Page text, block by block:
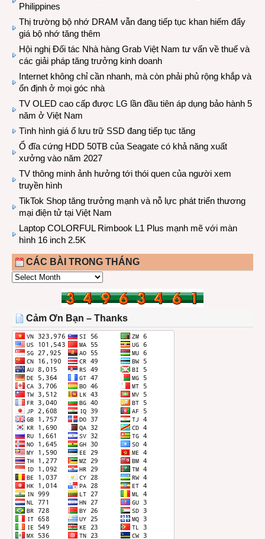
Philippines
Thị trường bộ nhớ DRAM vẫn đang tiếp tục khan hiếm đẩy
giá bộ nhớ tăng thêm
Hội nghị Đối tác Nhà hàng Grab Việt Nam tư vấn về thuế và
các giải pháp tăng trưởng kinh doanh
Internet không chỉ cần nhanh, mà còn phải phủ rộng khắp và
ổn định ở mọi góc nhà
TV OLED cao cấp được LG lần đầu tiên áp dụng bảo hành 5
năm ở Việt Nam
Tình hình giá ổ lưu trữ SSD đang tiếp tục tăng
Ổ đĩa cứng HDD 50TB của Seagate có khả năng xuất
xưởng vào năm 2027
TV thông minh ảnh hưởng tới thói quen của người xem
truyền hình
TikTok Shop tăng trưởng mạnh và nỗ lực phát triển thương
mại điện tử tại Việt Nam
Laptop COLORFUL Rimbook L1 Plus mạnh mẽ với màn
hình 16 inch 2.5K
CÁC BÀI TRONG THÁNG
CÁC
THÁNG
Cảm Ơn Bạn – Thanks